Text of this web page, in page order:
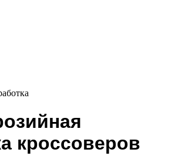
кроссоверов